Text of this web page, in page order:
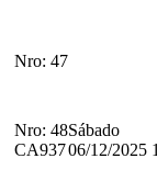
Nro: 47
Nro: 48
CA937
Sábado
06/12/2025